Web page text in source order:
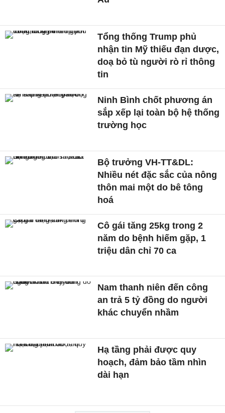
Tổng thống Trump phủ
nhận tin Mỹ thiếu đạn dược,
doạ bỏ tù người rò rỉ thông
tin
Ninh Bình chốt phương án
sắp xếp lại toàn bộ hệ thống
trường học
Bộ trưởng VH-TT&DL:
Nhiều nét đặc sắc của nông
thôn mai một do bê tông
hoá
Cô gái tăng 25kg trong 2
năm do bệnh hiếm gặp, 1
triệu dân chỉ 70 ca
Nam thanh niên đến công
an trả 5 tỷ đồng do người
khác chuyển nhầm
Hạ tầng phải được quy
hoạch, đảm bảo tầm nhìn
dài hạn